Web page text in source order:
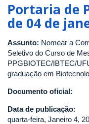
Portaria de
de 04 de
Assunto: Nomear a
Seletivo do Curso de
PPGBIOTEC/IBTEC/
graduação em
Documento oficial:
Data de publicação:
quarta-feira, Janeiro 4,